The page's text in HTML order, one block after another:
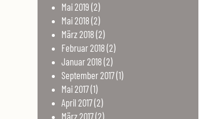
Mai2019 (2)
Mai2018 (2)
März2018 (2)
Februar2018 (2)
Januar2018 (2)
September2017(1)
Mai2017(1)
April 2017(2)
März2017(2)